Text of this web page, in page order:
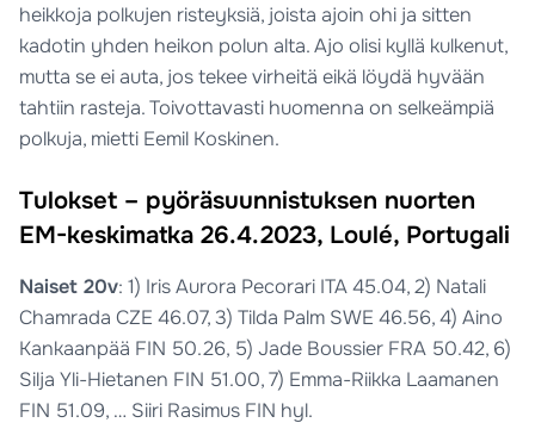
heikkoja polkujen risteyksiä, joista ajoin ohi ja sitten
kadotin yhden heikon polun alta. Ajo olisi kyllä kulkenut,
mutta se ei auta, jos tekee virheitä eikä löydä hyvään
tahtiin rasteja. Toivottavasti huomenna on selkeämpiä
polkuja, mietti Eemil Koskinen.
Tulokset – pyöräsuunnistuksen nuorten
EM-keskimatka 26.4.2023, Loulé, Portugali
Naiset 20v: 1) Iris Aurora Pecorari ITA 45.04, 2) Natali
Chamrada CZE 46.07, 3) Tilda Palm SWE 46.56, 4) Aino
Kankaanpää FIN 50.26, 5) Jade Boussier FRA 50.42, 6)
Silja Yli-Hietanen FIN 51.00, 7) Emma-Riikka Laamanen
FIN 51.09, … Siiri Rasimus FIN hyl.